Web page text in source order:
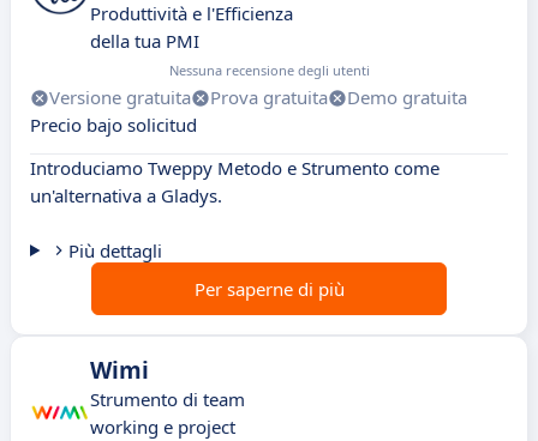
Produttività e l'Efficienza
della tua PMI
Nessuna recensione degli utenti
Versione gratuita Prova gratuita
Demo gratuita
Precio bajo solicitud
Introduciamo Tweppy Metodo e Strumento come
un'alternativa a Gladys.
Più dettagli
Per saperne di più
Wimi
Strumento di team
working e project